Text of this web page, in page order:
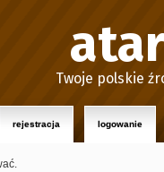
Twoje polskie
rejestracja logowanie